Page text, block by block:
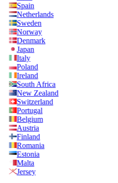
Spain
Netherlands
Sweden
Norway
Denmark
Japan
Italy
Poland
Ireland
South Africa
New Zealand
Switzerland
Portugal
Belgium
Austria
Finland
Romania
Estonia
Malta
Jersey